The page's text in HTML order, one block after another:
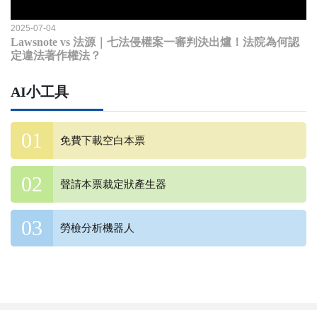
2025-07-04
Lawsnote vs 法源｜七法侵權案一審判決出爐！法院為何認
定違法著作權法？
AI小工具
免費下載空白本票
聲請本票裁定狀產生器
勞檢分析機器人